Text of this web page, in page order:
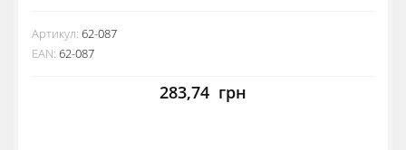
Артикул: 62-087
EAN: 62-087
283,74 грн